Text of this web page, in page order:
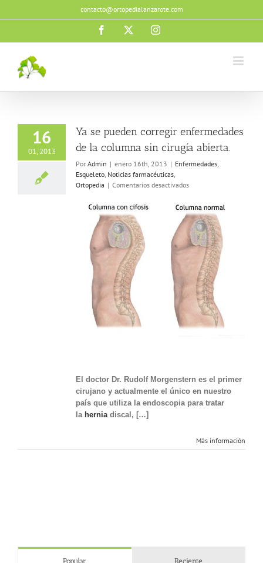
al
contacto@ortopedialanzarote.com
Facebook Instagram
16
01, 2013
Ya se pueden corregir enfermedades
de la columna sin cirugía abierta.
Por Admin | enero 16th, 2013 | Enfermedades,
Esqueleto, Noticias farmacéuticas,
Ortopedia | Comentarios desactivadosen
se
pueden
corregir
enfermedades
de
columna
sin
cirugía
abierta.
El doctor Dr. Rudolf Morgenstern es el primer
cirujano y actualmente el único en nuestro
país que utiliza la endoscopia para tratar
la hernia discal, […]
Más información
Popular Reciente